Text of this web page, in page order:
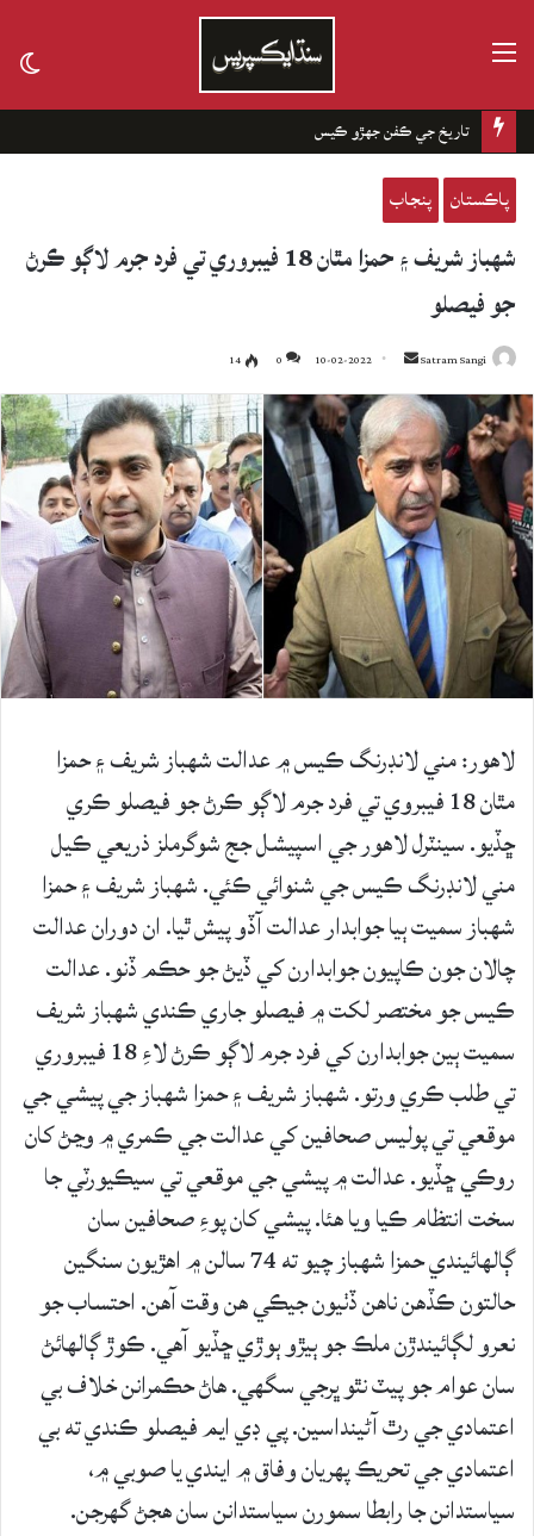
تاريخ جي ڪفن جھڙو ڪيس
پاڪستان پنجاب
شهباز شريف ۽ حمزا مٿان 18 فيبروري تي فرد جرم لاڳو ڪرڻ
جو فيصلو
Satram Sangi
Send
an
email
10-02-2022
0
14
لاهور: مني لانڊرنگ ڪيس ۾ عدالت شهباز شريف ۽ حمزا
مٿان 18 فيبروي تي فرد جرم لاڳو ڪرڻ جو فيصلو ڪري
ڇڏيو. سينٽرل لاهور جي اسپيشل جج شوگرملز ذريعي ڪيل
مني لانڊرنگ ڪيس جي شنوائي ڪئي. شهباز شريف ۽ حمزا
شهباز سميت ٻيا جوابدار عدالت آڏو پيش ٿيا. ان دوران عدالت
چالان جون ڪاپيون جوابدارن کي ڏيڻ جو حڪم ڏنو. عدالت
ڪيس جو مختصر لکت ۾ فيصلو جاري ڪندي شهباز شريف
سميت ٻين جوابدارن کي فرد جرم لاڳو ڪرڻ لاءِ 18 فيبروري
تي طلب ڪري ورتو. شهباز شريف ۽ حمزا شهباز جي پيشي جي
موقعي تي پوليس صحافين کي عدالت جي ڪمري ۾ وڃڻ کان
روڪي ڇڏيو. عدالت ۾ پيشي جي موقعي تي سيڪيورٽي جا
سخت انتظام ڪيا ويا هئا. پيشي کان پوءِ صحافين سان
ڳالهائيندي حمزا شهباز چيو ته 74 سالن ۾ اهڙيون سنگين
حالتون ڪڏهن ناهن ڏٺيون جيڪي هن وقت آهن. احتساب جو
نعرو لڳائيندڙن ملڪ جو ٻيڙو ٻوڙي ڇڏيو آهي. ڪوڙ ڳالهائڻ
سان عوام جو پيٽ نٿو ڀرجي سگهي. هاڻ حڪمرانن خلاف بي
اعتمادي جي رٿ آڻينداسين. پي ڊي ايم فيصلو ڪندي ته بي
اعتمادي جي تحريڪ پهريان وفاق ۾ ايندي يا صوبي ۾،
سياستدانن جا رابطا سمورن سياستدانن سان هجڻ گهرجن.